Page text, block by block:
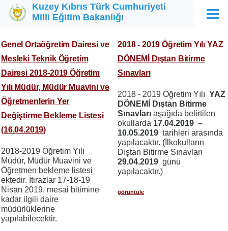
Ana içeriğe atla
Kuzey Kıbrıs Türk Cumhuriyeti
Milli Eğitim Bakanlığı
Menü
Genel Ortaöğretim Dairesi ve
Mesleki Teknik Öğretim
Dairesi 2018-2019 Öğretim
Yılı Müdür, Müdür Muavini ve
Öğretmenlerin Yer
Değiştirme Bekleme Listesi
(16.04.2019)
2018-2019 Öğretim Yılı
Müdür, Müdür Muavini ve
Öğretmen bekleme listesi
ektedir. İtirazlar 17-18-19
Nisan 2019, mesai bitimine
kadar ilgili daire
müdürlüklerine
yapılabilecektir.
2018 - 2019 Öğretim Yılı YAZ
DÖNEMİ Dıştan Bitirme
Sınavları
2018 - 2019 Öğretim Yılı YAZ
DÖNEMİ Dıştan Bitirme
Sınavları aşağıda belirtilen
okullarda 17.04.2019 –
10.05.2019 tarihleri arasında
yapılacaktır. (İlkokulların
Dıştan Bitirme Sınavları
29.04.2019 günü
yapılacaktır.)
görüntüle